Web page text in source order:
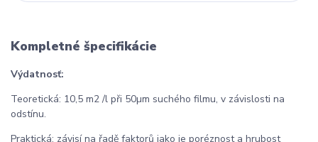
Kompletné špecifikácie
Výdatnosť:
Teoretická: 10,5 m2 /l při 50µm suchého filmu, v závislosti na
odstínu.
Praktická: závisí na řadě faktorů jako je poréznost a hrubost